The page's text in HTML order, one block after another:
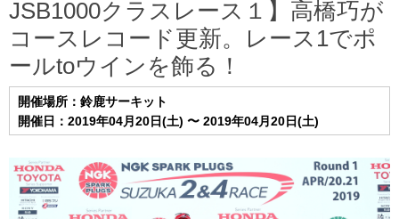
JSB1000クラスレース１】高橋巧が
コースレコード更新。レース1でポ
ールtoウインを飾る！
開催場所：鈴鹿サーキット
開催日：2019年04月20日(土) 〜 2019年04月20日(土)